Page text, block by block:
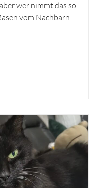
wer nimmt das so
vom Nachbarn